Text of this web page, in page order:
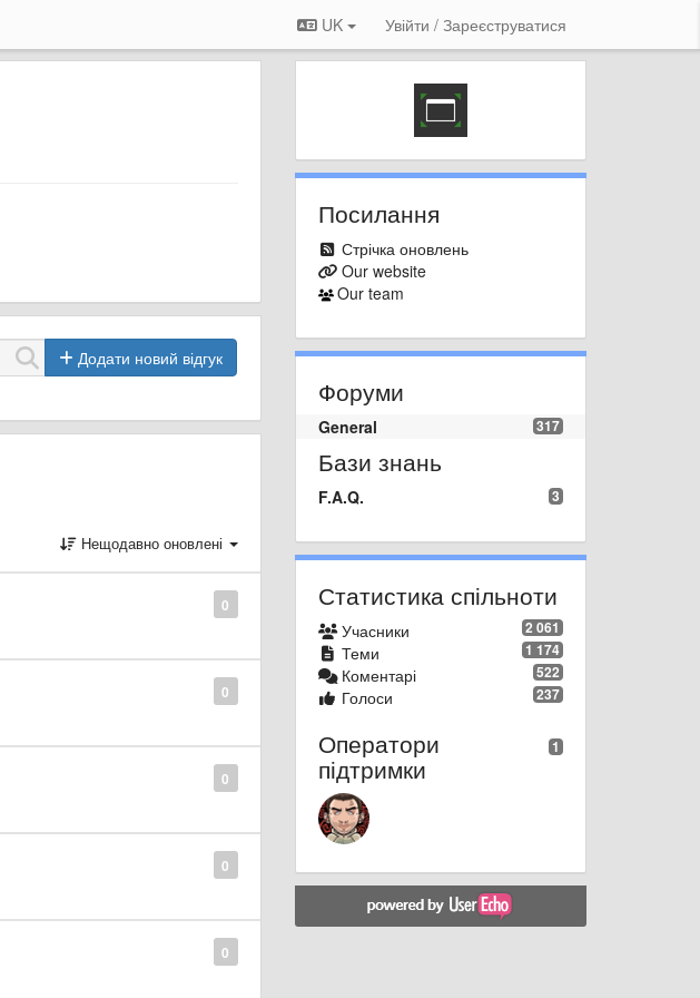
UK Увійти / Зареєструватися
Додати новий відгук
Нещодавно оновлені
0
0
0
0
0
Посилання
Стрічка оновлень
Our website
Our team
Форуми
317
General
Бази знань
3
F.A.Q.
Статистика спільноти
2 061
Учасники
1 174
Теми
522
Коментарі
237
Голоси
1
Оператори
підтримки